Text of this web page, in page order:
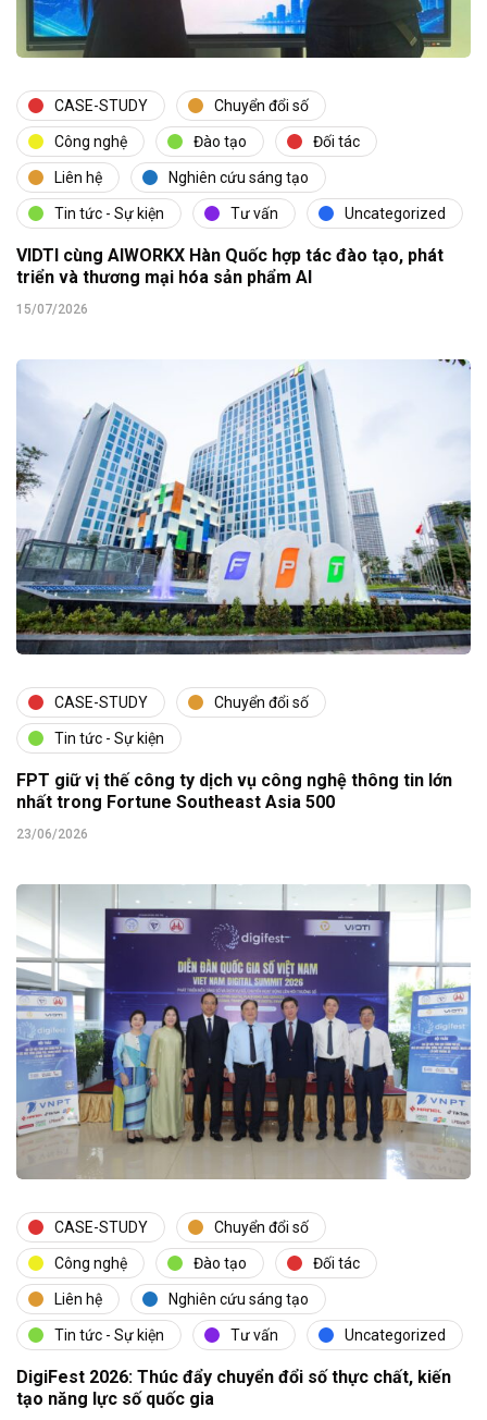
CASE-STUDY Chuyển đổi số
Công nghệ Đào tạo Đối tác
Liên hệ Nghiên cứu sáng tạo
Tin tức - Sự kiện Tư vấn Uncategorized
VIDTI cùng AIWORKX Hàn Quốc hợp tác đào tạo, phát
triển và thương mại hóa sản phẩm AI
15/07/2026
CASE-STUDY Chuyển đổi số
Tin tức - Sự kiện
FPT giữ vị thế công ty dịch vụ công nghệ thông tin lớn
nhất trong Fortune Southeast Asia 500
23/06/2026
CASE-STUDY Chuyển đổi số
Công nghệ Đào tạo Đối tác
Liên hệ Nghiên cứu sáng tạo
Tin tức - Sự kiện Tư vấn Uncategorized
DigiFest 2026: Thúc đẩy chuyển đổi số thực chất, kiến
tạo năng lực số quốc gia